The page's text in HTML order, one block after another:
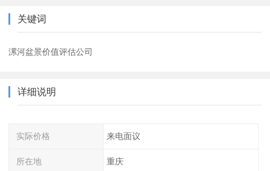
关键词
漯河盆景价值评估公司
详细说明
实际价格 来电面议
所在地 重庆